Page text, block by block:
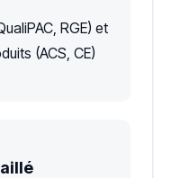
RGE) et
(ACS, CE)